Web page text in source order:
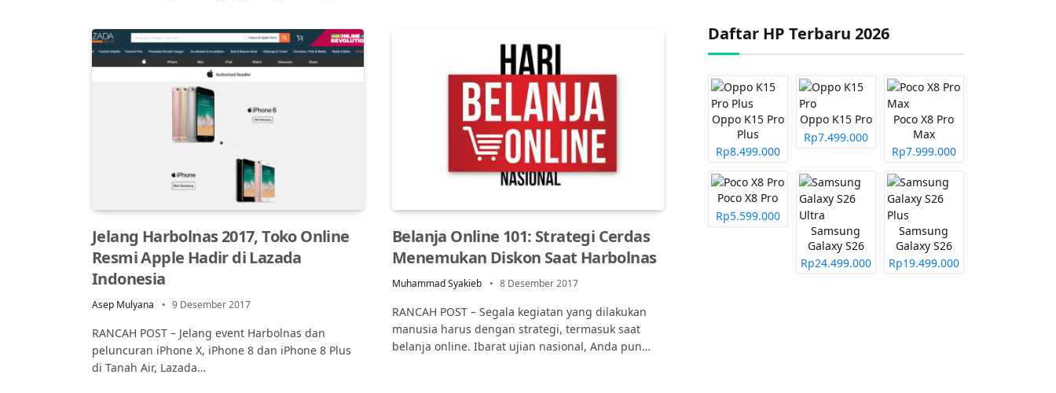
Jelang Harbolnas 2017, Toko Online
Resmi Apple Hadir di Lazada
Indonesia
Asep Mulyana 9 Desember 2017
RANCAH POST – Jelang event Harbolnas dan
peluncuran iPhone X, iPhone 8 dan iPhone 8 Plus
di Tanah Air, Lazada…
Belanja Online 101: Strategi Cerdas
Menemukan Diskon Saat Harbolnas
Muhammad Syakieb 8 Desember 2017
RANCAH POST – Segala kegiatan yang dilakukan
manusia harus dengan strategi, termasuk saat
belanja online. Ibarat ujian nasional, Anda pun…
Daftar HP Terbaru 2026
Oppo K15 Pro
Plus
Rp8.499.000
Oppo K15 Pro
Rp7.499.000
Poco X8 Pro
Max
Rp7.999.000
Poco X8 Pro
Rp5.599.000
Samsung
Galaxy S26
Ultra
Rp24.499.000
Samsung
Galaxy S26
Plus
Rp19.499.000